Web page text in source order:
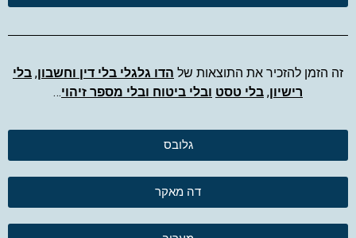
זה הזמן להזכיר את התוצאות של הדו גלגלי בלי דין וחשבון, בלי
רישיון, בלי טסט ובלי ביטוח ובלי מספר זיהוי…
גלובס
דה מאקר